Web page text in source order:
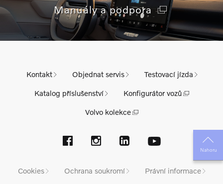
Manuály a podpora
Nahoru
Kontakt Objednat servis Testovací jízda
Katalog příslušenství Konfigurátor vozů
Volvo kolekce
Cookies Ochrana soukromí Právní informace